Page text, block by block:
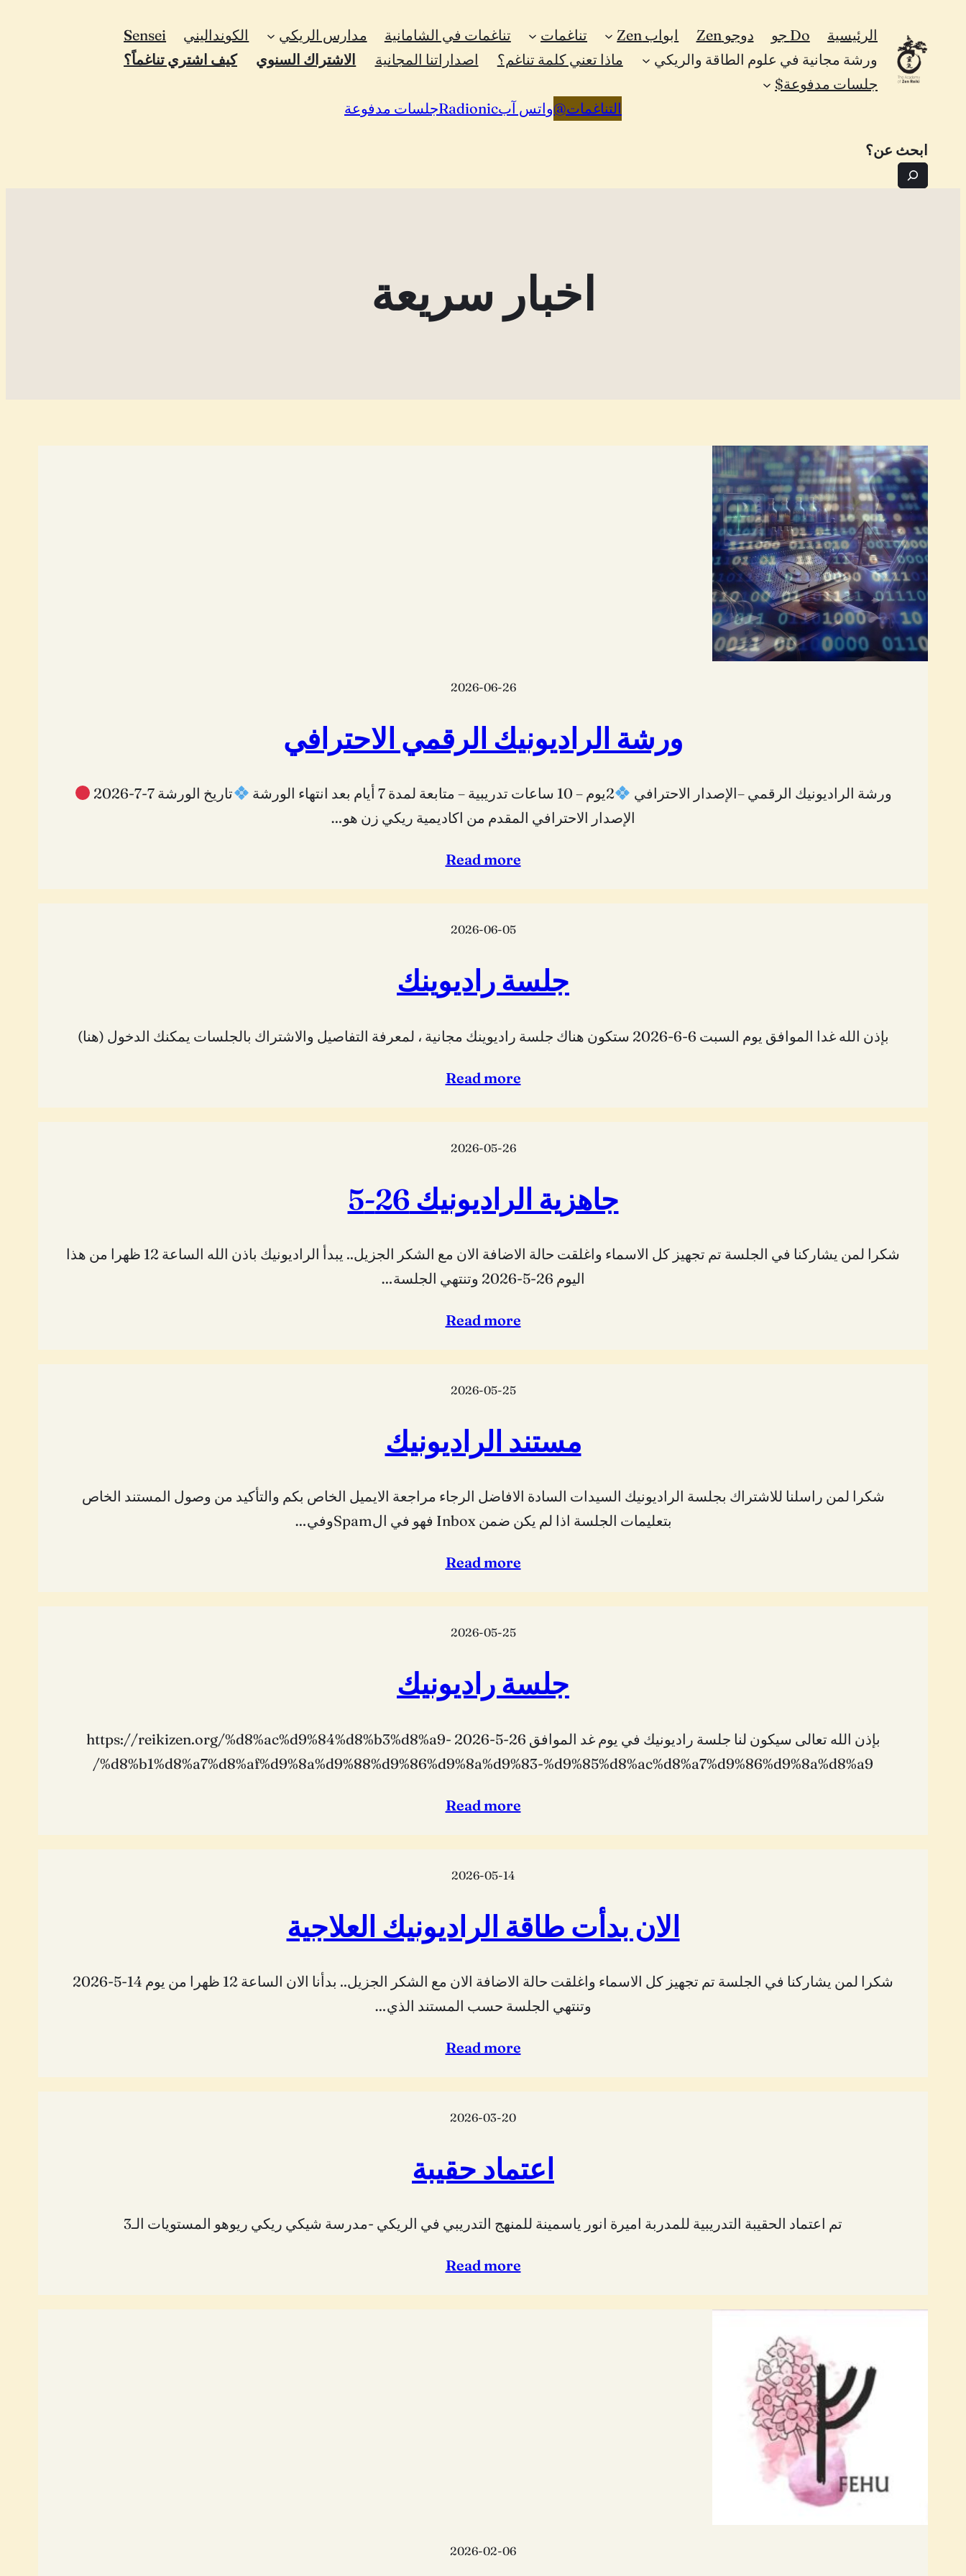
المحتوى
الرئيسية Do جو دوجو Zen ابواب Zen تناغمات تناغمات في الشامانية مدارس الريكي الكونداليني Sensei
ورشة مجانية في علوم الطاقة والريكي
ماذا تعني كلمة تناغم؟ اصداراتنا المجانية الاشتراك السنوي
كيف اشتري تناغماً؟
جلسات مدفوعة$
التناغمات@واتس آبRadionicجلسات مدفوعة
ابحث عن؟
اخبار سريعة
2026-06-26
ورشة الراديونيك الرقمي الاحترافي
ورشة الراديونيك الرقمي –الإصدار الاحترافي 2يوم – 10 ساعات تدريبية – متابعة لمدة 7 أيام بعد انتهاء الورشة
تاريخ الورشة 7-7-2026
الإصدار الاحترافي المقدم من اكاديمية ريكي زن هو…
Read more
2026-06-05
جلسة راديوينك
بإذن الله غدا الموافق يوم السبت 6-6-2026 ستكون هناك جلسة راديوينك مجانية ، لمعرفة التفاصيل والاشتراك بالجلسات يمكنك الدخول (هنا)
Read more
2026-05-26
جاهزية الراديونيك 26-5
شكرا لمن يشاركنا في الجلسة تم تجهيز كل الاسماء واغلقت حالة الاضافة الان مع الشكر الجزيل.. يبدأ الراديونيك باذن الله الساعة 12 ظهرا من هذا
اليوم 26-5-2026 وتنتهي الجلسة…
Read more
2026-05-25
مستند الراديونيك
شكرا لمن راسلنا للاشتراك بجلسة الراديونيك السيدات السادة الافاضل الرجاء مراجعة الايميل الخاص بكم والتأكيد من وصول المستند الخاص
بتعليمات الجلسة اذا لم يكن ضمن Inbox فهو في الSpamوفي…
Read more
2026-05-25
جلسة راديونيك
بإذن الله تعالى سيكون لنا جلسة راديونيك في يوم غد الموافق 26-5-2026 https://reikizen.org/%d8%ac%d9%84%d8%b3%d8%a9-
%d8%b1%d8%a7%d8%af%d9%8a%d9%88%d9%86%d9%8a%d9%83-%d9%85%d8%ac%d8%a7%d9%86%d9%8a%d8%a9/
Read more
2026-05-14
الان بدأت طاقة الراديونيك العلاجية
شكرا لمن يشاركنا في الجلسة تم تجهيز كل الاسماء واغلقت حالة الاضافة الان مع الشكر الجزيل.. بدأنا الان الساعة 12 ظهرا من يوم 14-5-2026
وتنتهي الجلسة حسب المستند الذي…
Read more
2026-03-20
اعتماد حقيبة
تم اعتماد الحقيبة التدريبية للمدربة اميرة انور ياسمينة للمنهج التدريبي في الريكي -مدرسة شيكي ريكي ريوهو المستويات الـ3
Read more
2026-02-06